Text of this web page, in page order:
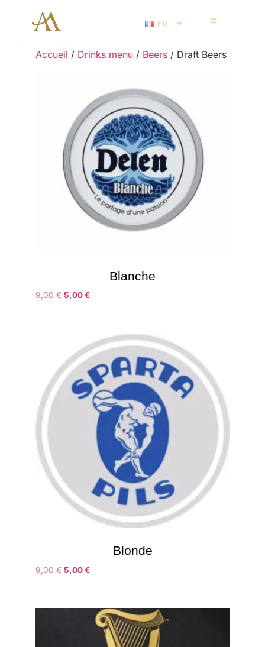
FR
Accueil / Drinks menu / Beers / Draft Beers
Blanche
9,00€ 5,00€
Blonde
9,00€ 5,00€